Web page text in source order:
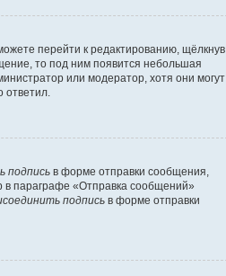
перейти к редактированию, щёлкнув
то под ним появится небольшая
или модератор, хотя они могут
подпись в форме отправки сообщения,
параграфе «Отправка сообщений»
подпись в форме отправки